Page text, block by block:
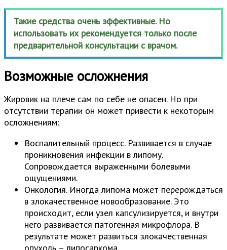
Такие средства очень эффективные. Но
использовать их рекомендуется только после
предварительной консультации с врачом.
Возможные осложнения
Жировик на плече сам по себе не опасен. Но при
отсутствии терапии он может привести к некоторым
осложнениям:
Воспалительный процесс. Развивается в случае
проникновения инфекции в липому.
Сопровождается выраженными болевыми
ощущениями.
Онкология. Иногда липома может перерождаться
в злокачественное новообразование. Это
происходит, если узел капсулизируется, и внутри
него развивается патогенная микрофлора. В
результате может развиться злокачественная